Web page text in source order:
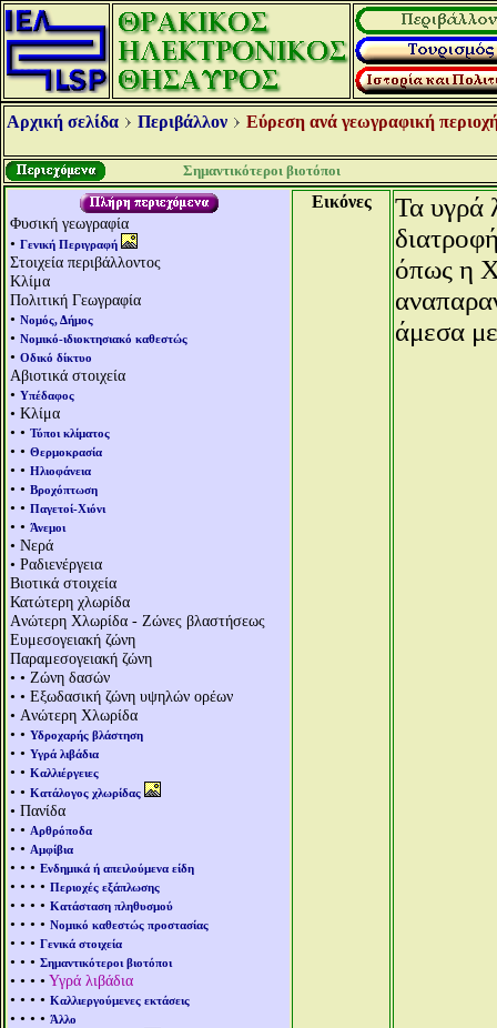
Αρχική σελίδα Περιβάλλον Εύρεση ανά γεωγραφική
Σημαντικότεροι βιοτόποι
Φυσική γεωγραφία
• Γενική Περιγραφή
Στοιχεία περιβάλλοντος
Κλίμα
Πολιτική Γεωγραφία
• Νομός, Δήμος
• Νομικό-ιδιοκτησιακό καθεστώς
• Οδικό δίκτυο
Αβιοτικά στοιχεία
• Υπέδαφος
• Κλίμα
• • Τύποι κλίματος
• • Θερμοκρασία
• • Ηλιοφάνεια
• • Βροχόπτωση
• • Παγετοί-Χιόνι
• • Άνεμοι
• Νερά
• Ραδιενέργεια
Βιοτικά στοιχεία
Κατώτερη χλωρίδα
Aνώτερη Χλωρίδα - Ζώνες βλαστήσεως
Ευμεσογειακή ζώνη
Παραμεσογειακή ζώνη
• • Ζώνη δασών
• • Εξωδασική ζώνη υψηλών ορέων
• Aνώτερη Χλωρίδα
• • Υδροχαρής βλάστηση
• • Υγρά λιβάδια
• • Καλλιέργειες
• • Κατάλογος χλωρίδας
• Πανίδα
• • Αρθρόποδα
• • Αμφίβια
• • • Ενδημικά ή απειλούμενα είδη
• • • • Περιοχές εξάπλωσης
• • • • Κατάσταση πληθυσμού
• • • • Νομικό καθεστώς προστασίας
• • • Γενικά στοιχεία
• • • Σημαντικότεροι βιοτόποι
• • • • Υγρά λιβάδια
• • • • Καλλιεργούμενες εκτάσεις
• • • • Άλλο
Εικόνες
Τα υγρά
όπως η
άμεσα